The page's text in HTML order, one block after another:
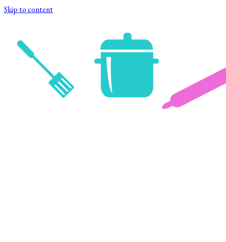
Skip to content